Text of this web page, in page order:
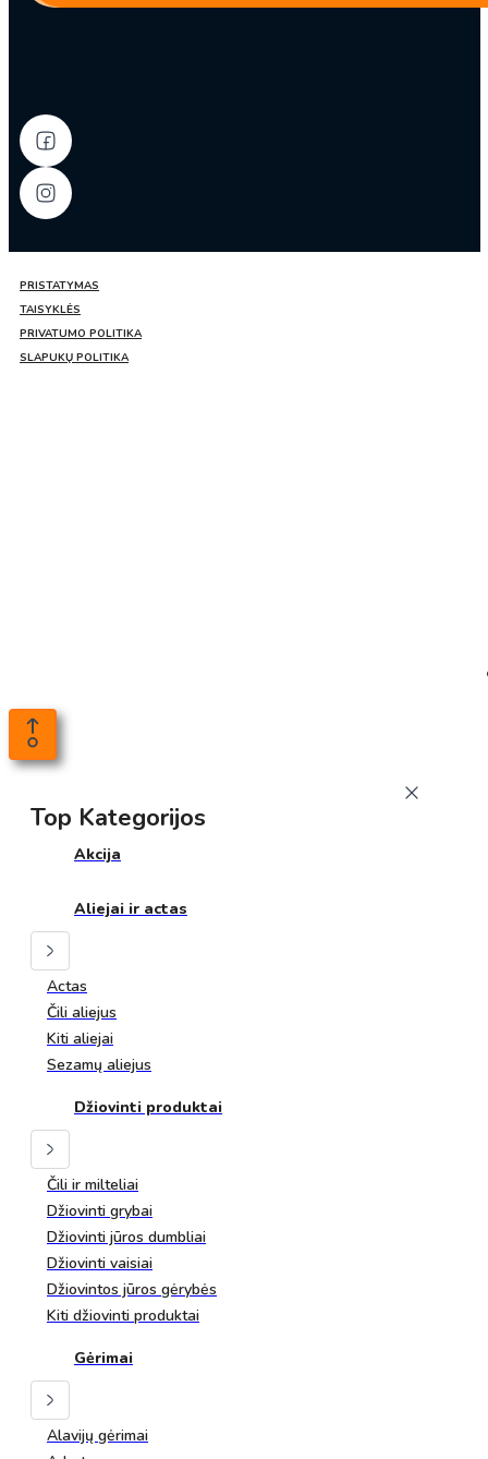
PRISTATYMAS
TAISYKLĖS
PRIVATUMO POLITIKA
SLAPUKŲ POLITIKA
Top Kategorijos
Akcija
Aliejai ir actas
Actas
Čili aliejus
Kiti aliejai
Sezamų aliejus
Džiovinti produktai
Čili ir milteliai
Džiovinti grybai
Džiovinti jūros dumbliai
Džiovinti vaisiai
Džiovintos jūros gėrybės
Kiti džiovinti produktai
Gėrimai
Alavijų gėrimai